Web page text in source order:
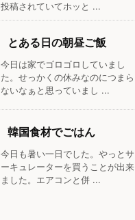
投稿されていてホッと ...
とある日の朝昼ご飯
今日は家でゴロゴロしていまし
た。せっかくの休みなのにつまら
ないなぁと思っていまし ...
韓国食材でごはん
今日も暑い一日でした。やっとサ
ーキュレーターを買うことが出来
ました。エアコンと併 ...